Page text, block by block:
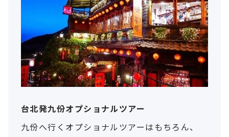
台北発九份オプショナルツアー
九份へ行くオプショナルツアーはもちろん、